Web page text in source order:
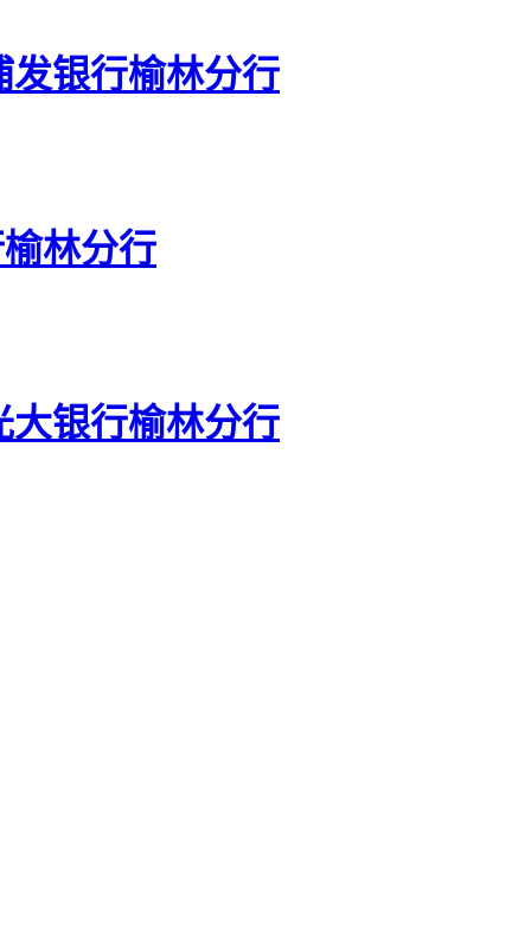
银行榆林分行
林分行
银行榆林分行